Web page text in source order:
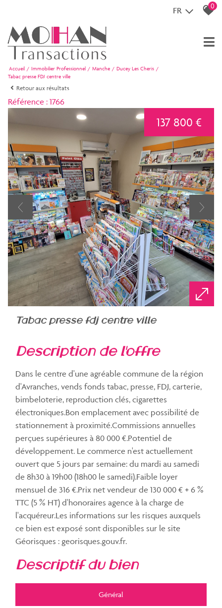
FR 0
Accueil Immobilier Professionnel Manche
Ducey Les Cheris
Tabac presse FDJ centre ville
Retour aux résultats
Référence : 1766
137 800 €
tabac presse fdj centre ville
description de l'offre
Dans le centre d'une agréable commune de la région
d'Avranches, vends fonds tabac, presse, FDJ, carterie,
bimbeloterie, reproduction clés, cigarettes
électroniques.Bon emplacement avec possibilité de
stationnement à proximité.Commissions annuelles
perçues supérieures à 80 000 €.Potentiel de
développement. Le commerce n'est actuellement
ouvert que 5 jours par semaine: du mardi au samedi
de 8h30 à 19h00 (18h00 le samedi).Faible loyer
mensuel de 316 €.Prix net vendeur de 130 000 € + 6 %
TTC (5 % HT) d'honoraires agence à la charge de
l'acquéreur.Les informations sur les risques auxquels
ce bien est exposé sont disponibles sur le site
Géorisques : georisques.gouv.fr.
descriptif du bien
Général